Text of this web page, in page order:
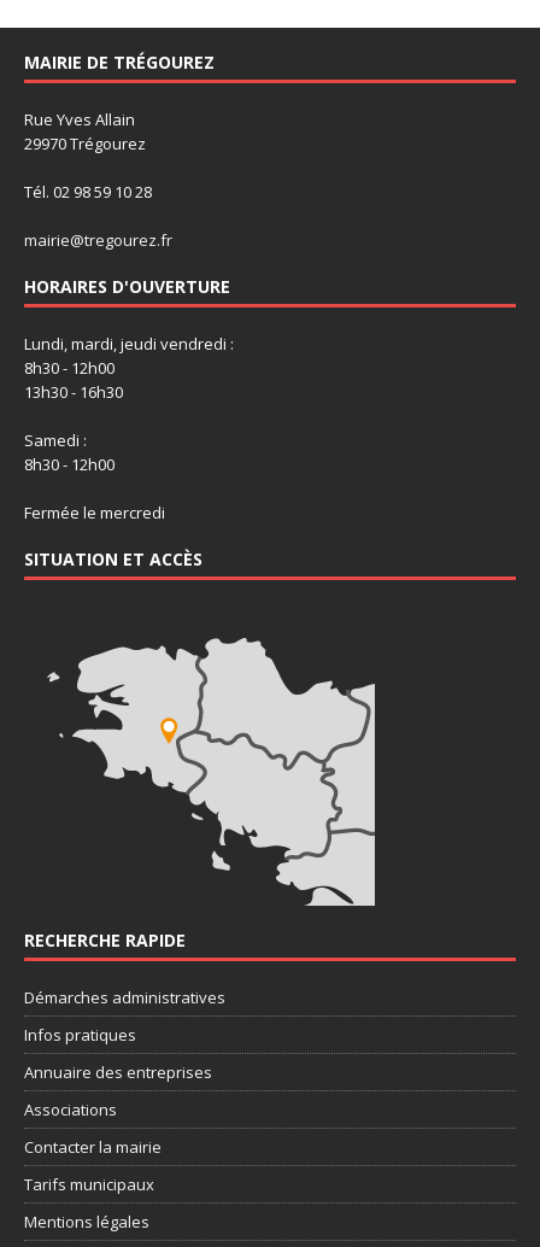
MAIRIE DE TRÉGOUREZ
Rue Yves Allain
29970 Trégourez
Tél. 02 98 59 10 28
mairie@tregourez.fr
HORAIRES D'OUVERTURE
Lundi, mardi, jeudi vendredi :
8h30 - 12h00
13h30 - 16h30
Samedi :
8h30 - 12h00
Fermée le mercredi
SITUATION ET ACCÈS
RECHERCHE RAPIDE
Démarches administratives
Infos pratiques
Annuaire des entreprises
Associations
Contacter la mairie
Tarifs municipaux
Mentions légales